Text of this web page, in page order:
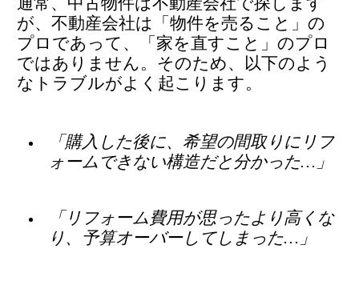
が、不動産会社は「物件を売ること」の
プロであって、「家を直すこと」のプロ
ではありません。そのため、以下のよう
なトラブルがよく起こります。
「購入した後に、希望の間取りにリフ
ォームできない構造だと分かった…」
「リフォーム費用が思ったより高くな
り、予算オーバーしてしまった…」